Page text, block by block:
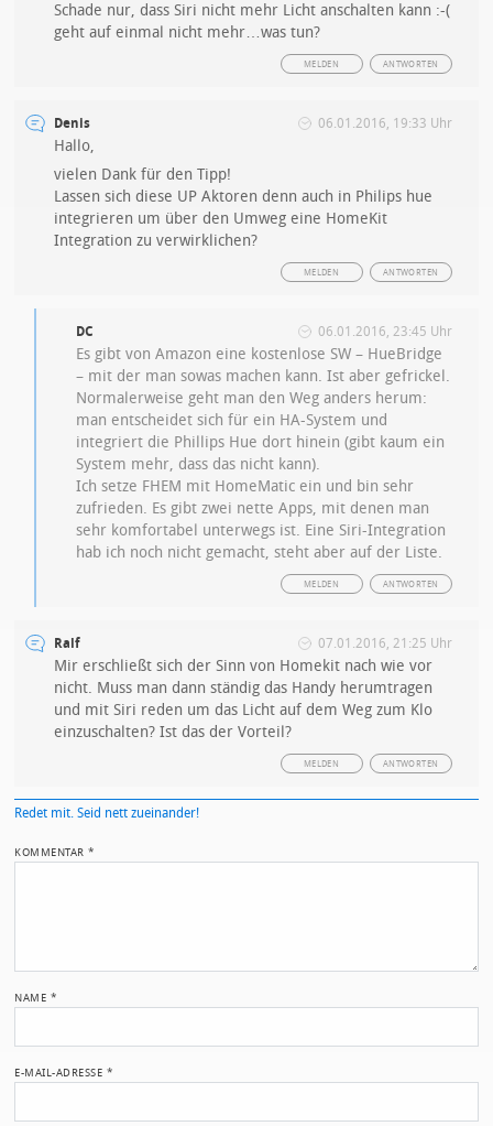
Schade nur, dass Siri nicht mehr Licht anschalten kann :-(
geht auf einmal nicht mehr…was tun?
ANTWORTEN
MELDEN
Denis 06.01.2016, 19:33 Uhr
Hallo,
vielen Dank für den Tipp!
Lassen sich diese UP Aktoren denn auch in Philips hue
integrieren um über den Umweg eine HomeKit
Integration zu verwirklichen?
ANTWORTEN
MELDEN
DC 06.01.2016, 23:45 Uhr
Es gibt von Amazon eine kostenlose SW – HueBridge
– mit der man sowas machen kann. Ist aber gefrickel.
Normalerweise geht man den Weg anders herum:
man entscheidet sich für ein HA-System und
integriert die Phillips Hue dort hinein (gibt kaum ein
System mehr, dass das nicht kann).
Ich setze FHEM mit HomeMatic ein und bin sehr
zufrieden. Es gibt zwei nette Apps, mit denen man
sehr komfortabel unterwegs ist. Eine Siri-Integration
hab ich noch nicht gemacht, steht aber auf der Liste.
ANTWORTEN
MELDEN
Ralf 07.01.2016, 21:25 Uhr
Mir erschließt sich der Sinn von Homekit nach wie vor
nicht. Muss man dann ständig das Handy herumtragen
und mit Siri reden um das Licht auf dem Weg zum Klo
einzuschalten? Ist das der Vorteil?
ANTWORTEN
MELDEN
Redet mit. Seid nett zueinander!
KOMMENTAR*
NAME *
E-MAIL-ADRESSE *